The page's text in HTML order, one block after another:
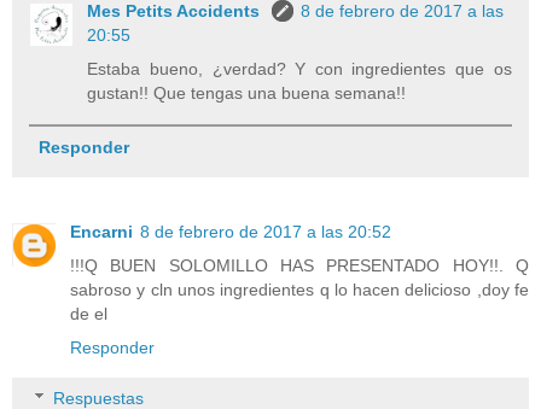
Mes Petits Accidents
8 de febrero de 2017 a las
20:55
Estaba bueno, ¿verdad? Y con ingredientes que os
gustan!! Que tengas una buena semana!!
Responder
Encarni 8 de febrero de 2017 a las 20:52
!!!Q BUEN SOLOMILLO HAS PRESENTADO HOY!!. Q
sabroso y cln unos ingredientes q lo hacen delicioso ,doy fe
de el
Responder
Respuestas